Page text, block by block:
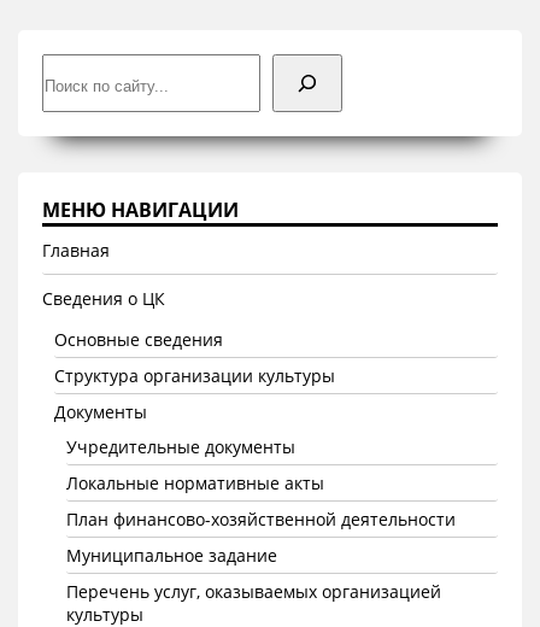
МЕНЮ НАВИГАЦИИ
Главная
Сведения о ЦК
Основные сведения
Структура организации культуры
Документы
Учредительные документы
Локальные нормативные акты
План финансово-хозяйственной деятельности
Муниципальное задание
Перечень услуг, оказываемых организацией
культуры